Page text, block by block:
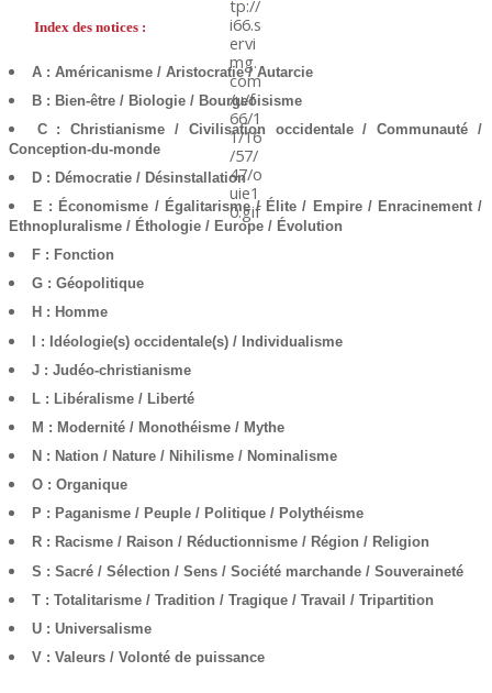
Index des notices :
A : Américanisme / Aristocratie / Autarcie
B : Bien-être / Biologie / Bourgeoisisme
C : Christianisme / Civilisation occidentale / Communauté /
Conception-du-monde
D : Démocratie / Désinstallation
E : Économisme / Égalitarisme / Élite / Empire / Enracinement /
Ethnopluralisme / Éthologie / Europe / Évolution
F : Fonction
G : Géopolitique
H : Homme
I : Idéologie(s) occidentale(s) / Individualisme
J : Judéo-christianisme
L : Libéralisme / Liberté
M : Modernité / Monothéisme / Mythe
N : Nation / Nature / Nihilisme / Nominalisme
O : Organique
P : Paganisme / Peuple / Politique / Polythéisme
R : Racisme / Raison / Réductionnisme / Région / Religion
S : Sacré / Sélection / Sens / Société marchande / Souveraineté
T : Totalitarisme / Tradition / Tragique / Travail / Tripartition
U : Universalisme
V : Valeurs / Volonté de puissance